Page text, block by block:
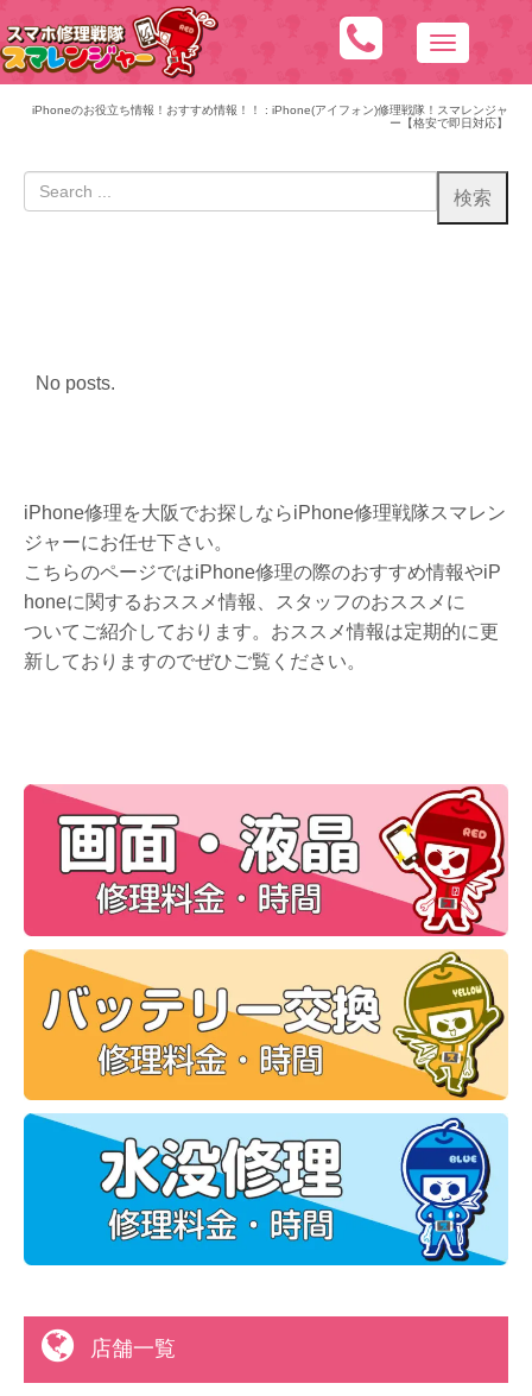
N
a
v
g
iPhoneのお役立ち情報！おすすめ情報！！ : iPhone(アイフォン)修理戦隊！スマレンジャ
ー【格安で即日対応】
No posts.
iPhone修理を大阪でお探しならiPhone修理戦隊スマレン
ジャーにお任せ下さい。
こちらのページではiPhone修理の際のおすすめ情報やiP
honeに関するおススメ情報、スタッフのおススメに
ついてご紹介しております。おススメ情報は定期的に更
新しておりますのでぜひご覧ください。
店舗一覧